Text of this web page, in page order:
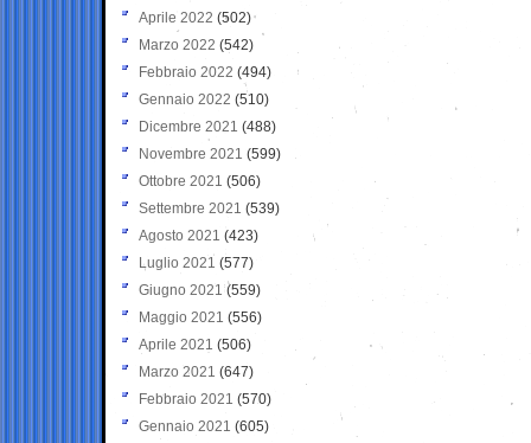
Aprile 2022 (502)
Marzo 2022 (542)
Febbraio 2022 (494)
Gennaio 2022 (510)
Dicembre 2021 (488)
Novembre 2021 (599)
Ottobre 2021 (506)
Settembre 2021 (539)
Agosto 2021 (423)
Luglio 2021 (577)
Giugno 2021(559)
Maggio 2021 (556)
Aprile 2021 (506)
Marzo 2021 (647)
Febbraio 2021 (570)
Gennaio 2021 (605)